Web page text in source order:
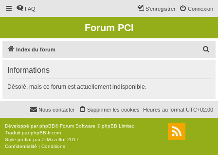
FAQ Connexion
S’enregistrer
Forum PCI
Index du forum
r
c
r
Informations
Désolé, mais ce forum est actuellement indisponible.
Heures au format UTC+02:00
Supprimer les cookies
Nous contacter
Développé parphpBB® Forum Software © phpBB Limited
Traduit parphpBB-fr.com
Style proflat par ©Mazeltof 2017
Confidentialité | Conditions